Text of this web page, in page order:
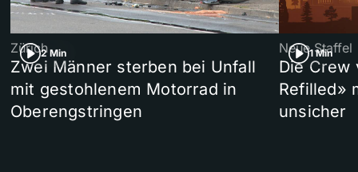
2 Min
Zürich
Zwei Männer sterben bei Unfall
mit gestohlenem Motorrad in
Oberengstringen
1 Min
Neue Staffel
Die Crew
Refilled»
unsicher